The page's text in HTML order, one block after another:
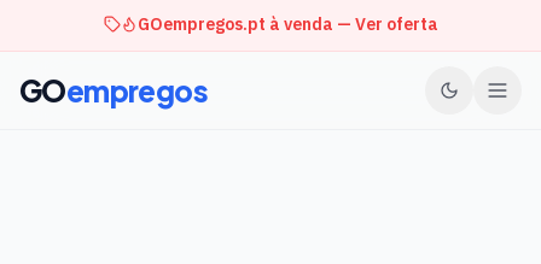
GOempregos.pt à venda — Ver oferta
GOempregos